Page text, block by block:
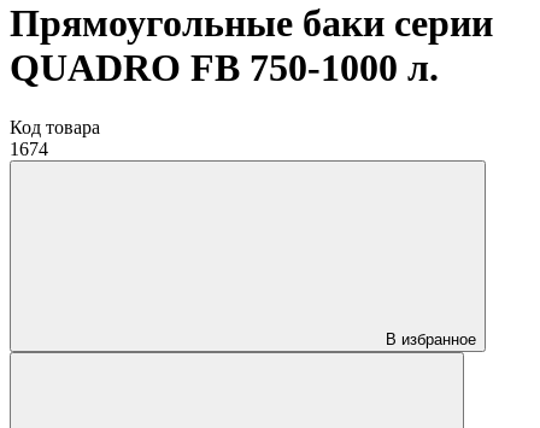
Прямоугольные баки серии
QUADRO FB 750-1000 л.
Код товара
1674
В избранное